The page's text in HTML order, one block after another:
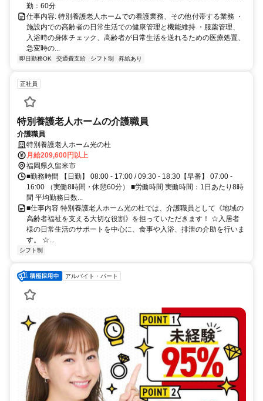
勤：60分
仕事内容: 特別養護老人ホームでの看護業務、その他付帯する業務 ・
施設内での高齢者の日常生活での健康管理と機能維持 ・服薬管理、
入浴時の身体チェック、高齢者が日常生活を送れるための医療処置、
急変時の...
即日勤務OK 交通費支給 シフト制 昇給あり
正社員
特別養護老人ホームの介護職員
介護職員
特別養護老人ホーム光の杜
月給209,600円以上
福岡県久留米市
■勤務時間 【日勤】 08:00 - 17:00 / 09:30 - 18:30【早番】 07:00 -
16:00 （実働8時間・休憩60分） ■労働時間 実働時間：1日あたり8時
間 平均勤務日数...
■仕事内容 特別養護老人ホーム光の杜では、介護職員として《地域の
高齢者福祉を支える大切な役割》を担っていただきます！ ☆入居者
様の日常生活のサポートを中心に、食事や入浴、排泄の介助を行いま
す。 ☆...
シフト制
アルバイト・パート